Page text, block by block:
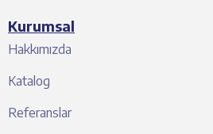
Kurumsal
Hakkımızda
Katalog
Referanslar